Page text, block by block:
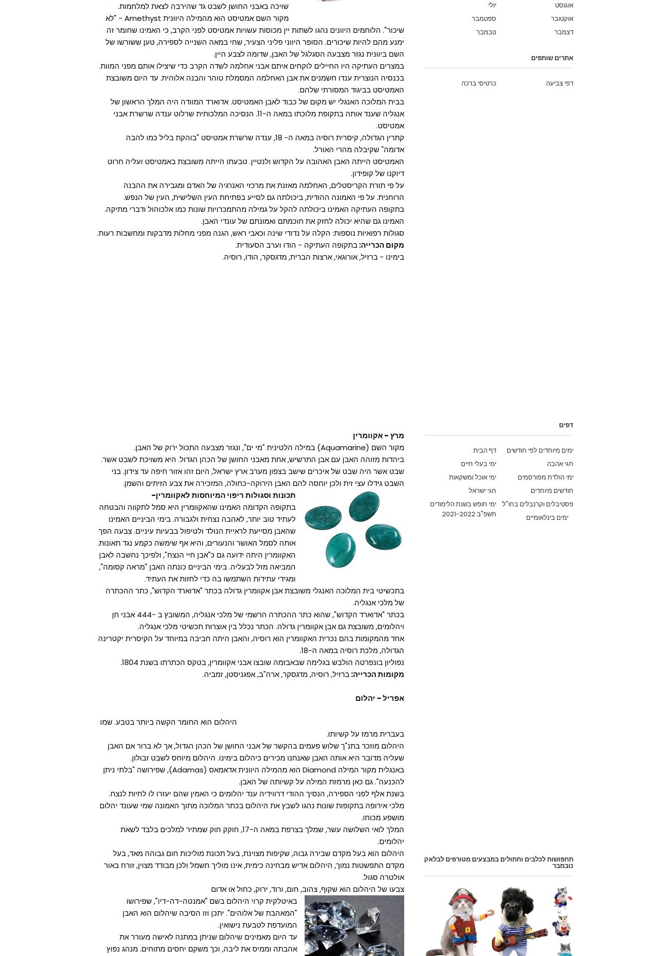
שויכה באבני החושן לשבט גד שהירבה לצאת למלחמות.
מקור השם אמטיסט הוא מהמילה היוונית Amethyst - "לא
שיכור". הלוחמים היוונים נהגו לשתות יין מכוסות עשויות אמטיסט לפני הקרב, כי האמינו שחומר זה
ימנע מהם להיות שיכורים. הסופר היווני פליני הצעיר, שחי במאה השנייה לספירה, טען ששורשו של
השם ביוונית נגזר מצבעה הסגלגל של האבן, שדומה לצבע היין.
במצרים העתיקה היו החיילים לוקחים איתם אבני אחלמה לשדה הקרב כדי שיצילו אותם מפני המוות.
בכנסיה הנוצרית ענדו חשמנים את אבן האחלמה המסמלת טוהר והבנה אלוהית. עד היום משובצת
האמטיסט בביגוד המסורתי שלהם.
בבית המלוכה האנגלי יש מקום של כבוד לאבן האמטיסט. אדוארד המוודה היה המלך הראשון של
אנגליה שענד אותה בתקופת מלוכתו במאה ה-11. הנסיכה המלכותית שרלוט ענדה שרשרת אבני
אמטיסט.
קתרין הגדולה, קיסרית רוסיה במאה ה- 18, ענדה שרשרת אמטיסט "בוהקת בליל כמו להבה
אדומה" שקיבלה מהרי האורל.
האמטיסט הייתה האבן האהובה על הקדוש ולנטיין. טבעתו הייתה משובצת באמטיסט ועליה חרוט
דיוקנו של קופידון.
על פי תורת הקריסטלים, האחלמה מאזנת את מרכזי האנרגיה של האדם ומגבירה את ההבנה
הרוחנית. על פי האמונה ההודית, ביכולתה גם לסייע בפתיחת העין השלישית, העין של הנפש.
בתקופה העתיקה האמינו ביכולתה להקל על גמילה מהתמכרויות שונות כמו אלכוהול ודברי מתיקה.
האמינו גם שהיא יכולה לחזק את חוכמתם ואמונתם של עונדי האבן.
סגולות רפואיות נוספות: הקלה על נדודי שינה וכאבי ראש, הגנה מפני מחלות מדבקות ומחשבות רעות.
מקום הכרייה:בתקופה העתיקה - הודו וערב הסעודית.
בימינו - ברזיל, אורוגאי, ארצות הברית, מדגסקר, הודו, רוסיה.
מרץ - אקוומרין
מקור השם (Aquamarine) במילה הלטינית "מי ים", ונגזר מצבעה התכול ירוק של האבן.
ביהדות מזוהה האבן עם אבן התרשיש, אחת מאבני החושן של הכהן הגדול. היא משויכת לשבט אשר.
שבט אשר היה שבט של איכרים שישב בצפון מערב ארץ ישראל, היום זהו אזור חיפה עד צידון. בני
השבט גידלו עצי זית ולכן יוחסה להם האבן הירוקה-כחולה, המזכירה את צבע הזיתים והשמן.
תכונות וסגולות ריפוי המיוחסות לאקוומרין-
בתקופה הקדומה האמינו שהאקוומרין היא סמל לתקווה והבטחה
לעתיד טוב יותר, לאהבה נצחית ולגבורה. בימי הביניים האמינו
שהאבן מסייעת לראיית הנולד ולטיפול בבעיות עיניים. צבעה הפך
אותה לסמל האושר והנעורים, והיא אף שימשה כקמע נגד תאונות.
האקוומרין היתה ידועה גם כ"אבן חיי הנצח", ולפיכך נחשבה לאבן
המביאה מזל לבעליה. בימי הביניים כונתה האבן "מראה קסומה",
ומגידי עתידות השתמשו בה כדי לחזות את העתיד.
בתכשיטי בית המלוכה האנגלי משובצת אבן אקוומרין גדולה בכתר "אדוארד הקדוש", כתר ההכתרה
של מלכי אנגליה.
בכתר "אדוארד הקדוש", שהוא כתר ההכתרה הרשמי של מלכי אנגליה, המשובץ ב -444 אבני חן
ויהלומים, משובצת גם אבן אקוומרין גדולה. הכתר נכלל בין אוצרות תכשיטי מלכי אנגליה.
אחד מהמקומות בהם נכרית האקוומרין הוא רוסיה, והאבן היתה חביבה במיוחד על הקיסרית יקטרינה
הגדולה, מלכת רוסיה במאה ה-18.
נפוליון בונפרטה הולבש בגלימה שבאבזמה שובצו אבני אקוומרין, בטקס הכתרתו בשנת 1804.
מקומות הכרייה:ברזיל, רוסיה, מדגסקר, ארה"ב, אפגניסטן, זמביה.
אפריל - יהלום
היהלום הוא החומר הקשה ביותר בטבע. שמו
בעברית מרמז על קשיותו.
היהלום מוזכר בתנ"ך שלוש פעמים בהקשר של אבני החושן של הכהן הגדול, אך לא ברור אם האבן
שעליה מדובר היא אותה האבן שאנחנו מכירים כיהלום בימינו. היהלום מיוחס לשבט זבולון.
באנגלית מקור המילה Diamond הוא מהמילה היוונית אדאמאס (Adamas), שפירושה "בלתי ניתן
להכנעה". גם כאן מרמזת המילה על קשיותה של האבן.
בשנת אלף לפני הספירה, הנסיך ההודי דרווידיה ענד יהלומים כי האמין שהם יעזרו לו לחיות לנצח.
מלכי אירופה בתקופות שונות נהגו לשבץ את היהלום בכתר המלוכה מתוך האמונה שמי שעונד יהלום
מושפע מכוחו.
המלך לואי השלושה עשר, שמלך בצרפת במאה ה-17, חוקק חוק שמתיר למלכים בלבד לשאת
יהלומים.
היהלום הוא בעל מקדם שבירה גבוה, שקיפות מצוינת, בעל תכונת מוליכות חום גבוהה מאד, בעל
מקדם התפשטות נמוך, היהלום אדיש מבחינה כימית, אינו מוליך חשמל ולכן מבודד מצוין, זורח באור
אולטרה סגול.
צבעו של היהלום הוא שקוף, צהוב, חום, ורוד, ירוק, כחול או אדום
באיטלקית קרוי היהלום בשם "אמנטה-דה-דיו", שפירושו
"המאהבת של אלוהים". יתכן וזו הסיבה שיהלום הוא האבן
המועדפת לטבעת נישואין.
עד היום מאמינים שיהלום שניתן במתנה לאישה מעורר את
אהבתה וממיס את ליבה, וכך משקם יחסים מתוחים. מנהג נפוץ
יולי
אוגוסט
ספטמבר
אוקטובר
נובמבר
דצמבר
אתרים שותפים
כרטיסי ברכה דפי צביעה
דפים
דף הבית
ימים מיוחדים לפי חודשים
ימי בעלי חיים
חגי אהבה
ימי אוכל ומשקאות
ימי הולדת מפורסמים
חגי ישראל
חודשים מיוחדים
ימי חופש בשנת הלימודים
תשפ"ב 2021-2022
פסטיבלים וקרנבלים בחו"ל
ימים בינלאומיים
תחפושות לכלבים וחתולים במבצעים מטורפים לבלאק
נובמבר